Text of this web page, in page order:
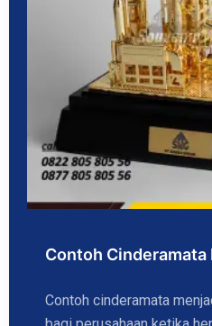
Contoh Cinderamata
Contoh cinderamata